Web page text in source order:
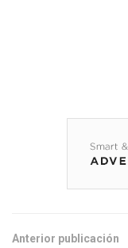
Anterior publicación